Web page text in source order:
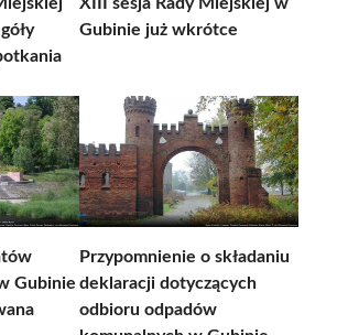
Gubinie już wkrótce
Gubinie
Przypomnienie o składaniu
deklaracji dotyczących
odbioru odpadów